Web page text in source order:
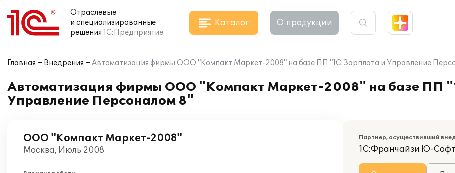
Отраслевые
и специализированные
решения 1С:Предприятие
Каталог О продукции
Главная Внедрения Автоматизация фирмы ООО "Компакт Маркет-2008" на базе ПП "1С:Зарплата и Управление
Автоматизация фирмы ООО "Компакт Маркет-2008" на базе ПП
Управление Персоналом 8"
ООО "Компакт Маркет-2008"
Москва, Июль 2008
Партнер, осуществивший
1С:Франчайзи Ю-Софт